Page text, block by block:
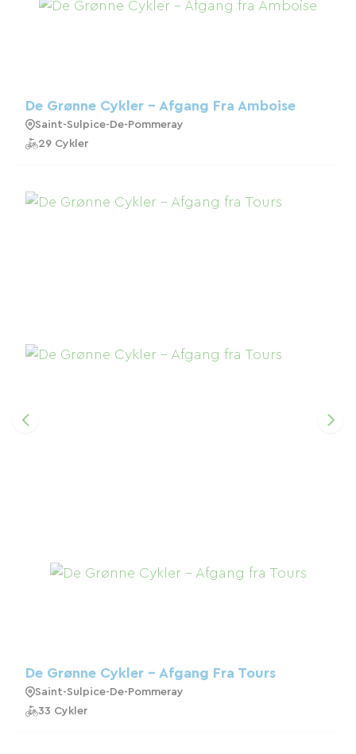
De Grønne Cykler - Afgang Fra Amboise
Saint-Sulpice-De-Pommeray
29 Cykler
De Grønne Cykler - Afgang Fra Tours
Saint-Sulpice-De-Pommeray
33 Cykler